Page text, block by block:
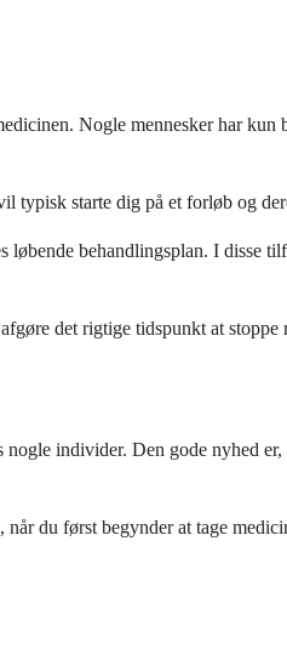
Nogle mennesker har kun
starte dig på et forløb og
løbende behandlingsplan. I
det rigtige tidspunkt at
individer. Den gode nyhed
du først begynder at tage